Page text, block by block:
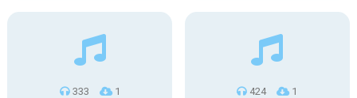
333 1 424 1